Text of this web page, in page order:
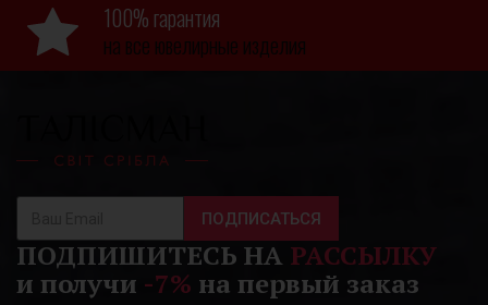
100% гарантия
на все ювелирные изделия
ПОДПИСАТЬСЯ
ПОДПИШИТЕСЬ НА РАССЫЛКУ
и получи -7% на первый заказ